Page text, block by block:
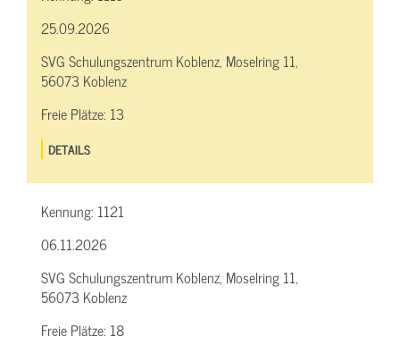
25.09.2026
SVG Schulungszentrum Koblenz, Moselring 11,
56073 Koblenz
Freie Plätze: 13
DETAILS
Kennung: 1121
06.11.2026
SVG Schulungszentrum Koblenz, Moselring 11,
56073 Koblenz
Freie Plätze: 18